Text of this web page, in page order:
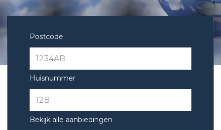
Postcode
Huisnummer
Bekijk alle aanbiedingen